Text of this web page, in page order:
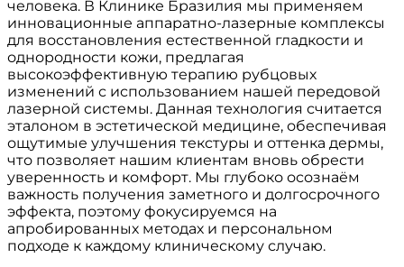
человека. В Клинике Бразилия мы применяем
инновационные аппаратно-лазерные комплексы
для восстановления естественной гладкости и
однородности кожи, предлагая
высокоэффективную терапию рубцовых
изменений с использованием нашей передовой
лазерной системы. Данная технология считается
эталоном в эстетической медицине, обеспечивая
ощутимые улучшения текстуры и оттенка дермы,
что позволяет нашим клиентам вновь обрести
уверенность и комфорт. Мы глубоко осознаём
важность получения заметного и долгосрочного
эффекта, поэтому фокусируемся на
апробированных методах и персональном
подходе к каждому клиническому случаю.